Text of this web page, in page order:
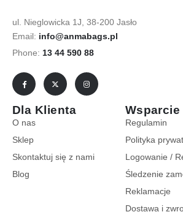
ul. Nieglowicka 1J, 38-200 Jasło
Email: info@anmabags.pl
Phone: 13 44 590 88
Dla Klienta
O nas
Sklep
Skontaktuj się z nami
Blog
Wsparcie
Regulamin
Polityka
Logowanie /
Śledzenie
Reklamacje
Dostawa i